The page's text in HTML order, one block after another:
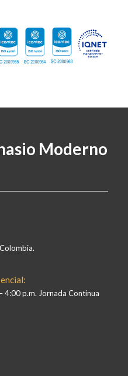
Moderno
4:00 p.m. Jornada Continua